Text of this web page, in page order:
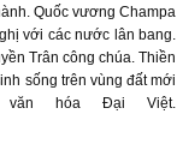
Quốc vương Champa
với các nước lân bang.
Trân công chúa. Thiền
sống trên vùng đất mới
hóa Đại Việt.